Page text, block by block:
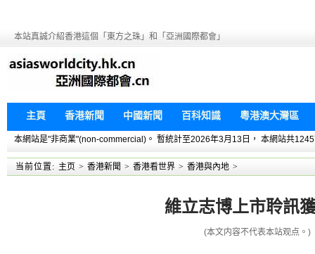
本站真誠介紹香港這個「東方之珠」和「亞洲國際都會」
主頁 香港新聞 中國新聞 百科知識 粵港澳大灣區
本網站是"非商業"(non-commercial)。 暫統計至2026年3月13日， 本網站共
当前位置: 主页 > 香港新聞 > 香港看世界 > 香港與內地 >
維立志博上市聆訊
(本文内容不代表本站观点。)